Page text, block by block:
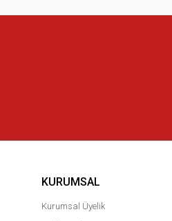
KURUMSAL
Kurumsal Üyelik